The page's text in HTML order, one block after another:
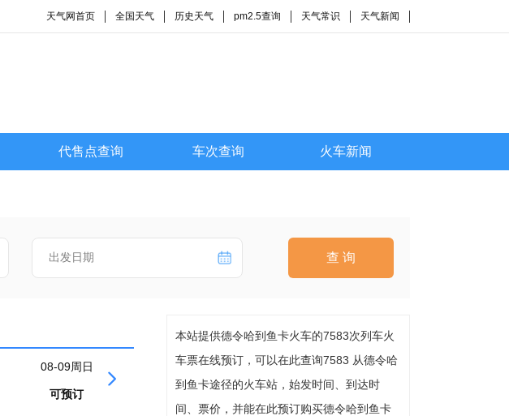
天气网首页 全国天气 历史天气 pm2.5查询 天气常识 天气新闻
代售点查询 车次查询 火车新闻
出发日期 查 询
08-09周日
可预订
08-10周一
可预订
本站提供德令哈到鱼卡火车的7583次列车火
车票在线预订，可以在此查询7583 从德令哈
到鱼卡途径的火车站，始发时间、到达时
间、票价，并能在此预订购买德令哈到鱼卡